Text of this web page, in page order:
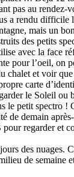
pas au rendez-
a rendu difficile
mais un
des petits
avec la face
pour l’oeil, on
chalet et voir
carte
le Soleil ou
le petit spectro !
de demain
regarder et
des nuages.
de semaine